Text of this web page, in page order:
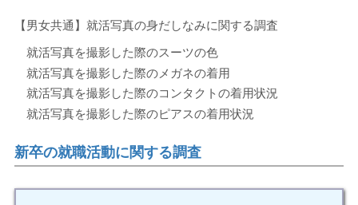
【男女共通】就活写真の身だしなみに関する調査
就活写真を撮影した際のスーツの色
就活写真を撮影した際のメガネの着用
就活写真を撮影した際のコンタクトの着用状況
就活写真を撮影した際のピアスの着用状況
新卒の就職活動に関する調査